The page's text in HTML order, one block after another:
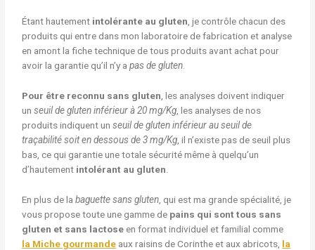
Étant hautement intolérante au gluten , je contrôle chacun des
produits qui entre dans mon laboratoire de fabrication et analyse
en amont la fiche technique de tous produits avant achat pour
avoir la garantie qu’il n’y apas de gluten
Pour être reconnu sans gluten , les analyses doivent indiquer
unseuil de gluten inférieur à 20 mg/Kg , les analyses de nos
produits indiquent unseuil de gluten inférieur au seuil de
traçabilité soit en dessous de 3 mg/Kg , il n’existe pas de seuil plus
bas, ce qui garantie une totale sécurité même à quelqu’un
d’hautement intolérant au gluten
En plus de labaguette sans gluten , qui est ma grande spécialité, je
vous propose toute une gamme de pains qui sont tous sans
gluten et sans lactoseen format individuel et familial comme
la Miche gourmande aux raisins de Corinthe et aux abricots, la